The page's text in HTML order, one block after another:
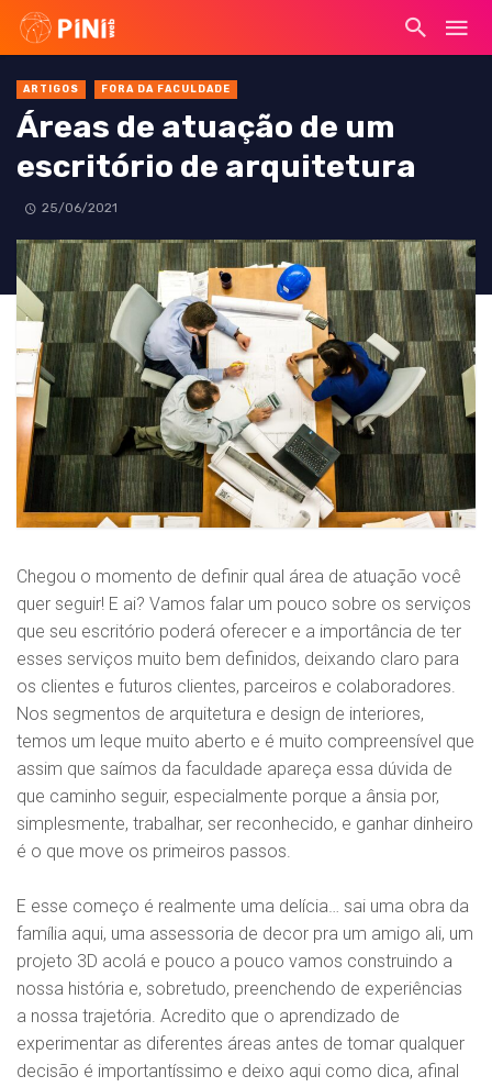
ARTIGOS FORA DA FACULDADE
Áreas de atuação de um
escritório de arquitetura
25/06/2021
Chegou o momento de definir qual área de atuação você
quer seguir! E ai? Vamos falar um pouco sobre os serviços
que seu escritório poderá oferecer e a importância de ter
esses serviços muito bem definidos, deixando claro para
os clientes e futuros clientes, parceiros e colaboradores.
Nos segmentos de arquitetura e design de interiores,
temos um leque muito aberto e é muito compreensível que
assim que saímos da faculdade apareça essa dúvida de
que caminho seguir, especialmente porque a ânsia por,
simplesmente, trabalhar, ser reconhecido, e ganhar dinheiro
é o que move os primeiros passos.
E esse começo é realmente uma delícia… sai uma obra da
família aqui, uma assessoria de decor pra um amigo ali, um
projeto 3D acolá e pouco a pouco vamos construindo a
nossa história e, sobretudo, preenchendo de experiências
a nossa trajetória. Acredito que o aprendizado de
experimentar as diferentes áreas antes de tomar qualquer
decisão é importantíssimo e deixo aqui como dica, afinal